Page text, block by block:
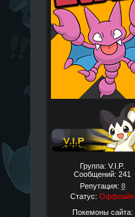
Группа: V.I.P.
Сообщений: 241
Репутация: 8
Статус: Оффлайн
Покемоны сайта: